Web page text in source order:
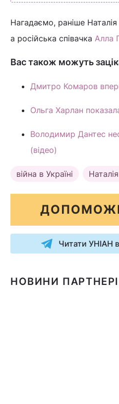
Нагадаємо, раніше
а російська співачка Алла
Вас також можуть
Дмитро Комаров
Ольга Харлан
Володимир Дантес
(відео)
війна в Україні
Читати УНІАН
НОВИНИ